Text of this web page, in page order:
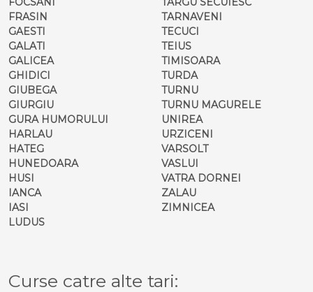
FRASIN
GAESTI
GALATI
GALICEA
GHIDICI
GIUBEGA
GIURGIU
GURA HUMORULUI
HARLAU
HATEG
HUNEDOARA
HUSI
IANCA
IASI
LUDUS
TARNAVENI
TECUCI
TEIUS
TIMISOARA
TURDA
TURNU
TURNU MAGURELE
UNIREA
URZICENI
VARSOLT
VASLUI
VATRA DORNEI
ZALAU
ZIMNICEA
Curse catre alte tari: